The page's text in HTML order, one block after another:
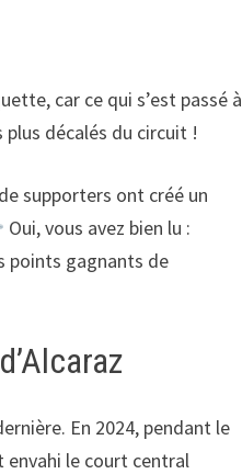
car ce qui s’est passé à
décalés du circuit !
supporters ont créé un
Oui, vous avez bien lu :
points gagnants de
En 2024, pendant le
envahi le court central